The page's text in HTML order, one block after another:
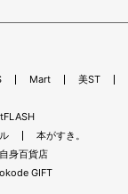
Mart
美ST
本がすき。
身百貨店
GIFT